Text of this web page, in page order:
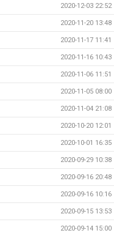
2020-12-03 22:52
2020-11-20 13:48
2020-11-17 11:41
2020-11-16 10:43
2020-11-06 11:51
2020-11-05 08:00
2020-11-04 21:08
2020-10-20 12:01
2020-10-01 16:35
2020-09-29 10:38
2020-09-16 20:48
2020-09-16 10:16
2020-09-15 13:53
2020-09-14 15:00